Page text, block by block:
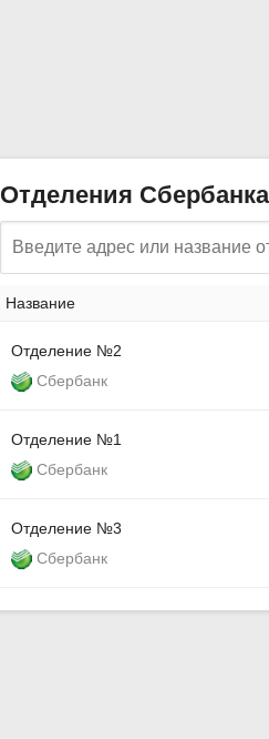
Отделения
Название
Отделение №2
Сбербанк
Отделение №1
Сбербанк
Отделение №3
Сбербанк